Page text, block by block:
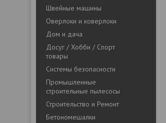
Швейные машины
Оверлоки и коверлоки
Дом и дача
Досуг / Хобби / Спорт
товары
Системы безопасности
Промышленные
строительные пылесосы
Строительство и Ремонт
Бетономешалки